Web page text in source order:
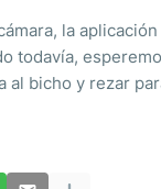
la
todavía,
bicho y rezar